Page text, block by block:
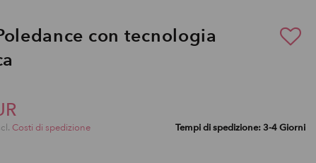
con tecnologia
Costi di spedizione Tempi di spedizione: 3-4 Giorni